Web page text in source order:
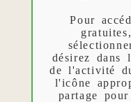
Pour
désirez dans
de l'activité
l'icône
partage